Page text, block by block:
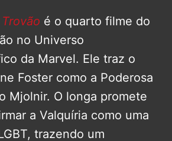
é o quarto filme do
no Universo
da Marvel. Ele traz o
Foster como a Poderosa
Mjolnir. O longa promete
a Valquíria como uma
trazendo um